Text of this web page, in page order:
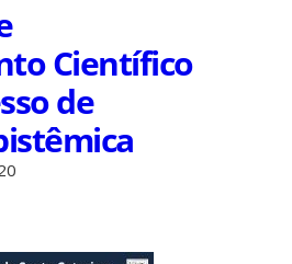
Científico
de